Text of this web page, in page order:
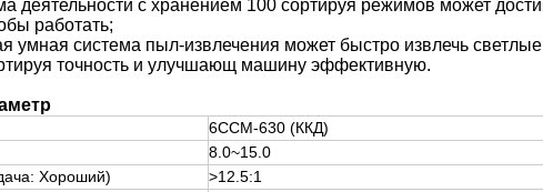
деятельности с хранением 100 сортируя режимов может
работать;
умная система пыл-извлечения может быстро извлечь
точность и улучшающ машину эффективную.
6ССМ-630 (ККД)
8.0~15.0
Хороший)
>12.5:1